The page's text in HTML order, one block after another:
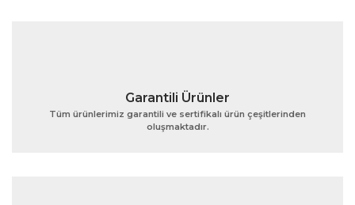
Gönder
Garantili Ürünler
Tüm ürünlerimiz garantili ve sertifikalı ürün çeşitlerinden
oluşmaktadır.